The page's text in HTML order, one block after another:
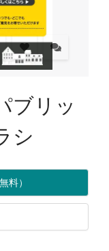
ブリッ
シ
料）